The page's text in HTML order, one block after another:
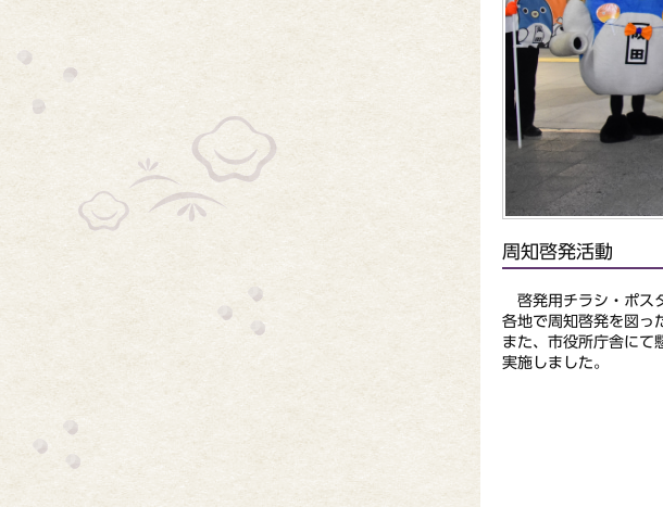
周知啓発活動
啓発用チラシ・ポス
各地で周知啓発を図っ
また、市役所庁舎にて
実施しました。